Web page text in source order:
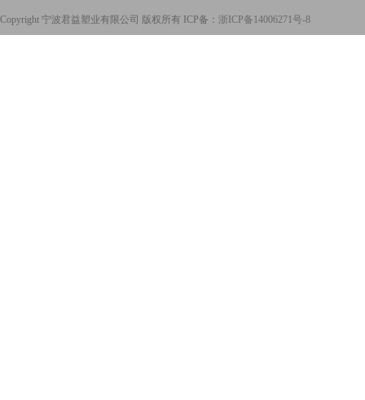
Copyright 宁波君益塑业有限公司 版权所有 ICP备： 浙ICP备14006271号-8